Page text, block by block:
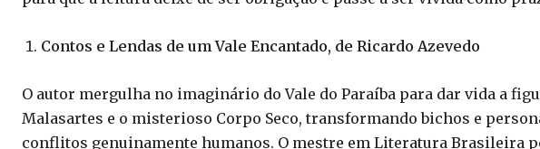
Contos e Lendas de um Vale Encantado, de Ricardo Azevedo
O autor mergulha no imaginário do Vale do Paraíba para dar vida a
Malasartes e o misterioso Corpo Seco, transformando bichos e
conflitos genuinamente humanos. O mestre em Literatura Brasileira